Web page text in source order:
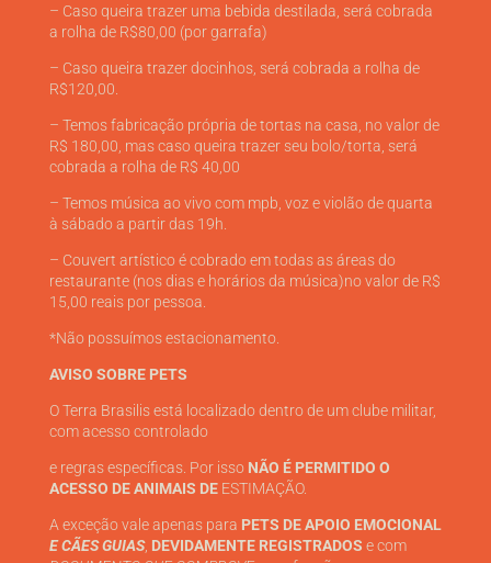
– Caso queira trazer uma bebida destilada, será cobrada
a rolha de R$80,00 (por garrafa)
– Caso queira trazer docinhos, será cobrada a rolha de
R$120,00.
– Temos fabricação própria de tortas na casa, no valor de
R$ 180,00, mas caso queira trazer seu bolo/torta, será
cobrada a rolha de R$ 40,00
– Temos música ao vivo com mpb, voz e violão de quarta
à sábado a partir das 19h.
– Couvert artístico é cobrado em todas as áreas do
restaurante (nos dias e horários da música)no valor de R$
15,00 reais por pessoa.
*Não possuímos estacionamento.
AVISO SOBRE PETS
O Terra Brasilis está localizado dentro de um clube militar,
com acesso controlado
e regras específicas. Por isso NÃO É PERMITIDO O
ACESSO DE ANIMAIS DEESTIMAÇÃO.
A exceção vale apenas para PETS DE APOIO EMOCIONAL
E CÃES GUIAS, DEVIDAMENTE REGISTRADOS e com